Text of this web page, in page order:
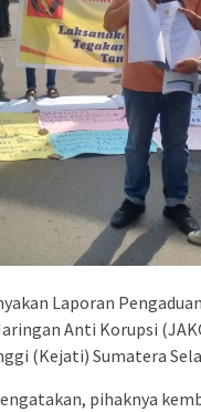
Laporan
Anti Korupsi
(Kejati) Sumatera
pihaknya